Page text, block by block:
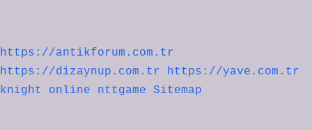
https://antikforum.com.tr
https://dizaynup.com.tr
https://yave.com.tr
knight online
nttgame Sitemap